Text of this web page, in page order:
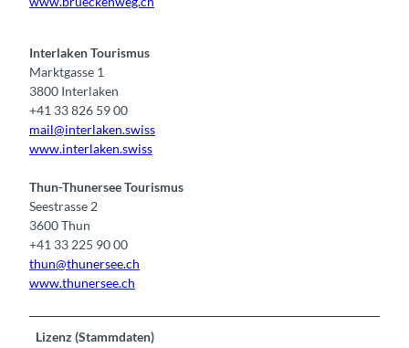
Interlaken Tourismus
Marktgasse 1
3800 Interlaken
+41 33 826 59 00
mail@interlaken.swiss
www.interlaken.swiss
Thun-Thunersee Tourismus
Seestrasse 2
3600 Thun
+41 33 225 90 00
thun@thunersee.ch
www.thunersee.ch
Lizenz (Stammdaten)